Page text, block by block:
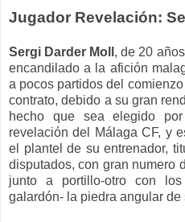
Jugador Revelación:
Sergi Darder Moll , de 20
encandilado a la afición
a pocos partidos del
contrato, debido a su gran
hecho que sea elegido
revelación del Málaga CF, y
el plantel de su entrenador,
disputados, con gran numero
junto a portillo-otro con
galardón- la piedra angular de